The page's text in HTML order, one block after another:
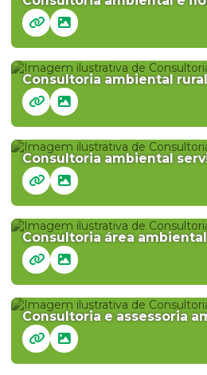
Consultoria ambiental rural
Consultoria ambiental
Consultoria área ambiental
Consultoria e assessoria